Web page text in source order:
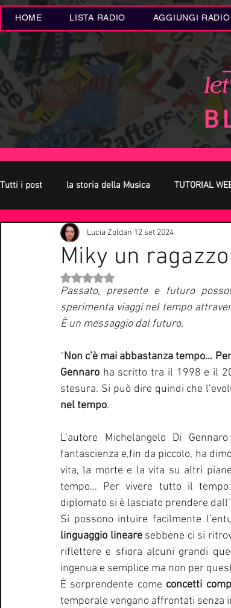
HOME LISTA RADIO AGGIUNGI RADIO
Tutti i post la storia della Musica TUTORIAL
Oroscopo Concerti Live Eventi MUSICA
Curiosità Radio Novità RADIO
EUROVISION SONG CONTEST Donne
Notizie Musica Consigli Life
Miky un
Lucia Zoldan 12 set 2024
Valutazione NaN stelle su 5.
Passato, presente e futuro
sperimenta viaggi nel tempo
È un messaggio dal futuro.
“Non c’è mai abbastanza tempo…
Gennaro ha scritto tra il 1998 e il
stesura. Si può dire quindi che
nel tempo.
L’autore Michelangelo Di
fantascienza e,fin da piccolo, ha
vita, la morte e la vita su altri
tempo… Per vivere tutto il tempo
diplomato si è lasciato prendere
linguaggio lineare sebbene ci si
riflettere e sfiora alcuni grandi
ingenua e semplice ma non per
È sorprendente come concetti
temporale vengano affrontati